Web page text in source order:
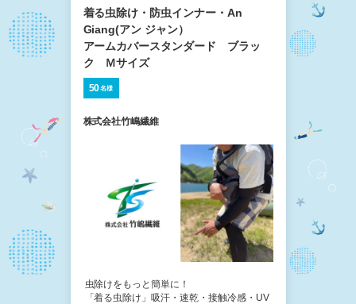
着る虫除け・防虫インナー・An
Giang(アン ジャン）
アームカバースタンダード ブラッ
ク Ｍサイズ
50名様
株式会社竹嶋繊維
虫除けをもっと簡単に！
「着る虫除け」吸汗・速乾・接触冷感・UV